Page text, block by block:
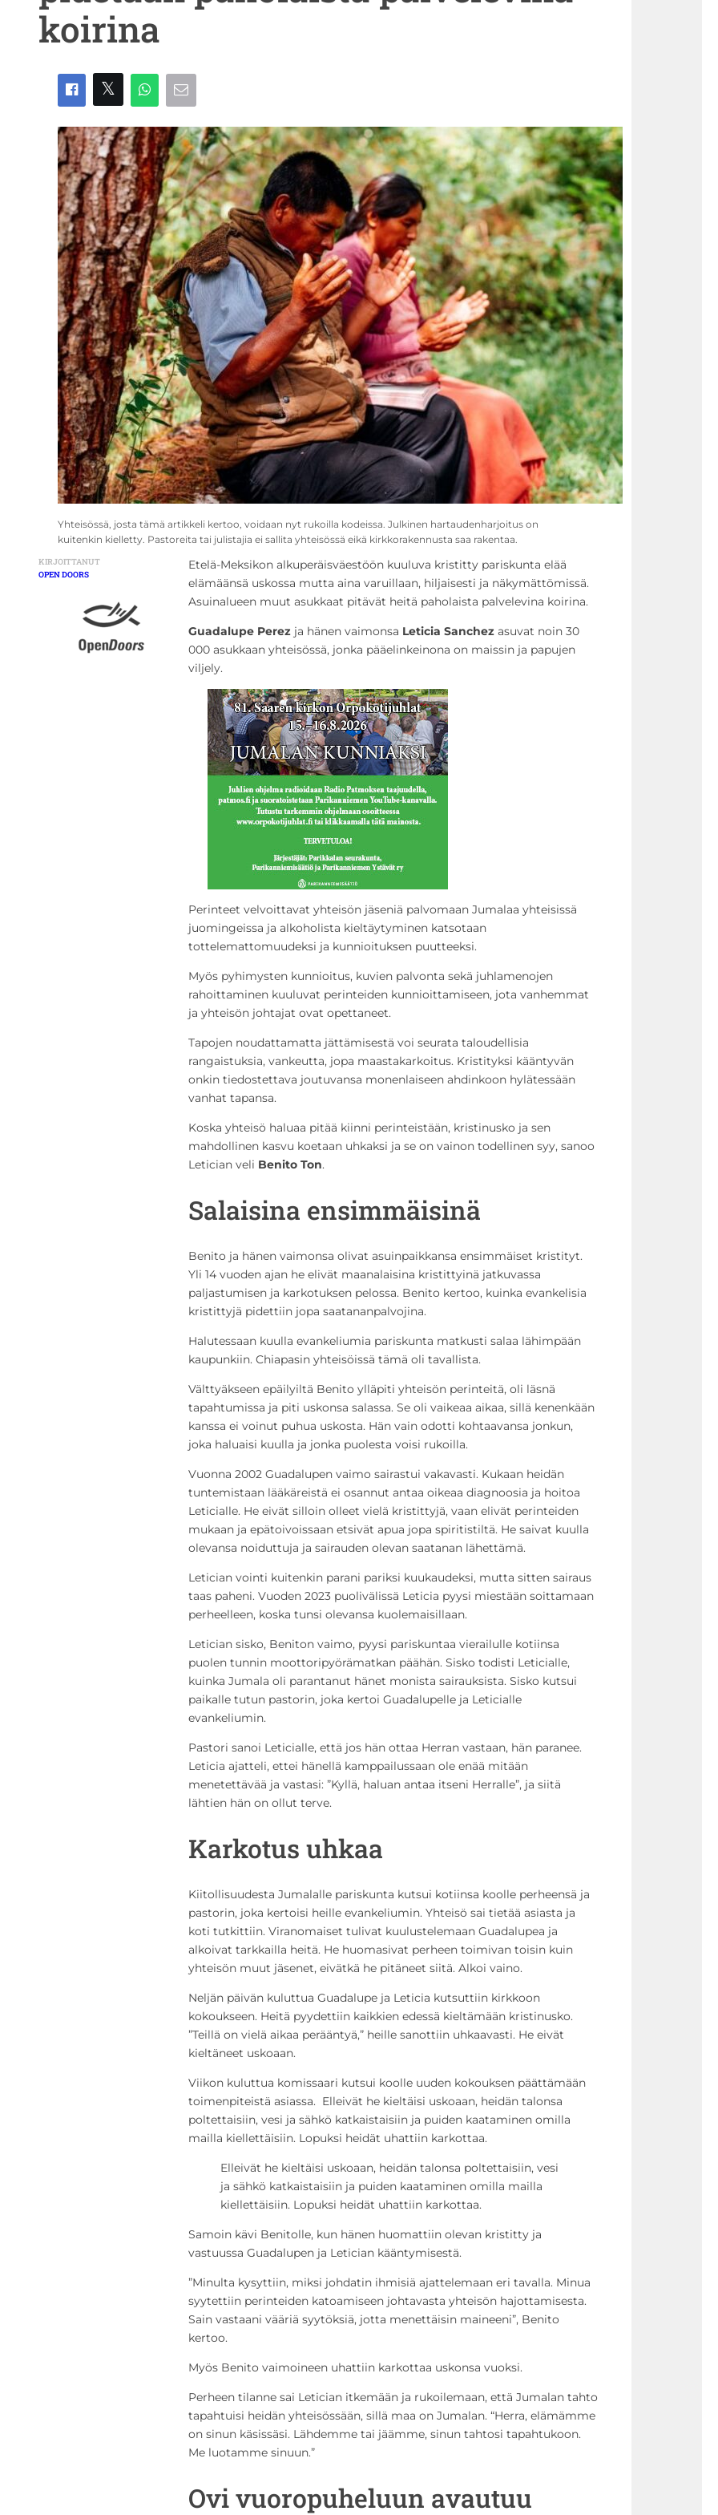
koirina
Yhteisössä, josta tämä artikkeli kertoo, voidaan nyt rukoilla kodeissa. Julkinen hartaudenharjoitus on
kuitenkin kielletty. Pastoreita tai julistajia ei sallita yhteisössä eikä kirkkorakennusta saa rakentaa.
KIRJOITTANUT
OPEN DOORS
Etelä-Meksikon alkuperäisväestöön kuuluva kristitty pariskunta elää
elämäänsä uskossa mutta aina varuillaan, hiljaisesti ja näkymättömissä.
Asuinalueen muut asukkaat pitävät heitä paholaista palvelevina koirina.
Guadalupe Perezja hänen vaimonsa Leticia Sanchez asuvat noin 30
000 asukkaan yhteisössä, jonka pääelinkeinona on maissin ja papujen
viljely.
Perinteet velvoittavat yhteisön jäseniä palvomaan Jumalaa yhteisissä
juomingeissa ja alkoholista kieltäytyminen katsotaan
tottelemattomuudeksi ja kunnioituksen puutteeksi.
Myös pyhimysten kunnioitus, kuvien palvonta sekä juhlamenojen
rahoittaminen kuuluvat perinteiden kunnioittamiseen, jota vanhemmat
ja yhteisön johtajat ovat opettaneet.
Tapojen noudattamatta jättämisestä voi seurata taloudellisia
rangaistuksia, vankeutta, jopa maastakarkoitus. Kristityksi kääntyvän
onkin tiedostettava joutuvansa monenlaiseen ahdinkoon hylätessään
vanhat tapansa.
Koska yhteisö haluaa pitää kiinni perinteistään, kristinusko ja sen
mahdollinen kasvu koetaan uhkaksi ja se on vainon todellinen syy, sanoo
Letician veli Benito Ton.
Salaisina ensimmäisinä
Benito ja hänen vaimonsa olivat asuinpaikkansa ensimmäiset kristityt.
Yli 14 vuoden ajan he elivät maanalaisina kristittyinä jatkuvassa
paljastumisen ja karkotuksen pelossa. Benito kertoo, kuinka evankelisia
kristittyjä pidettiin jopa saatananpalvojina.
Halutessaan kuulla evankeliumia pariskunta matkusti salaa lähimpään
kaupunkiin. Chiapasin yhteisöissä tämä oli tavallista.
Välttyäkseen epäilyiltä Benito ylläpiti yhteisön perinteitä, oli läsnä
tapahtumissa ja piti uskonsa salassa. Se oli vaikeaa aikaa, sillä kenenkään
kanssa ei voinut puhua uskosta. Hän vain odotti kohtaavansa jonkun,
joka haluaisi kuulla ja jonka puolesta voisi rukoilla.
Vuonna 2002 Guadalupen vaimo sairastui vakavasti. Kukaan heidän
tuntemistaan lääkäreistä ei osannut antaa oikeaa diagnoosia ja hoitoa
Leticialle. He eivät silloin olleet vielä kristittyjä, vaan elivät perinteiden
mukaan ja epätoivoissaan etsivät apua jopa spiritistiltä. He saivat kuulla
olevansa noiduttuja ja sairauden olevan saatanan lähettämä.
Letician vointi kuitenkin parani pariksi kuukaudeksi, mutta sitten sairaus
taas paheni. Vuoden 2023 puolivälissä Leticia pyysi miestään soittamaan
perheelleen, koska tunsi olevansa kuolemaisillaan.
Letician sisko, Beniton vaimo, pyysi pariskuntaa vierailulle kotiinsa
puolen tunnin moottoripyörämatkan päähän. Sisko todisti Leticialle,
kuinka Jumala oli parantanut hänet monista sairauksista. Sisko kutsui
paikalle tutun pastorin, joka kertoi Guadalupelle ja Leticialle
evankeliumin.
Pastori sanoi Leticialle, että jos hän ottaa Herran vastaan, hän paranee.
Leticia ajatteli, ettei hänellä kamppailussaan ole enää mitään
menetettävää ja vastasi: ”Kyllä, haluan antaa itseni Herralle”, ja siitä
lähtien hän on ollut terve.
Karkotus uhkaa
Kiitollisuudesta Jumalalle pariskunta kutsui kotiinsa koolle perheensä ja
pastorin, joka kertoisi heille evankeliumin. Yhteisö sai tietää asiasta ja
koti tutkittiin. Viranomaiset tulivat kuulustelemaan Guadalupea ja
alkoivat tarkkailla heitä. He huomasivat perheen toimivan toisin kuin
yhteisön muut jäsenet, eivätkä he pitäneet siitä. Alkoi vaino.
Neljän päivän kuluttua Guadalupe ja Leticia kutsuttiin kirkkoon
kokoukseen. Heitä pyydettiin kaikkien edessä kieltämään kristinusko.
”Teillä on vielä aikaa perääntyä,” heille sanottiin uhkaavasti. He eivät
kieltäneet uskoaan.
Viikon kuluttua komissaari kutsui koolle uuden kokouksen päättämään
toimenpiteistä asiassa. Elleivät he kieltäisi uskoaan, heidän talonsa
poltettaisiin, vesi ja sähkö katkaistaisiin ja puiden kaataminen omilla
mailla kiellettäisiin. Lopuksi heidät uhattiin karkottaa.
Elleivät he kieltäisi uskoaan, heidän talonsa poltettaisiin, vesi
ja sähkö katkaistaisiin ja puiden kaataminen omilla mailla
kiellettäisiin. Lopuksi heidät uhattiin karkottaa.
Samoin kävi Benitolle, kun hänen huomattiin olevan kristitty ja
vastuussa Guadalupen ja Letician kääntymisestä.
”Minulta kysyttiin, miksi johdatin ihmisiä ajattelemaan eri tavalla. Minua
syytettiin perinteiden katoamiseen johtavasta yhteisön hajottamisesta.
Sain vastaani vääriä syytöksiä, jotta menettäisin maineeni”, Benito
kertoo.
Myös Benito vaimoineen uhattiin karkottaa uskonsa vuoksi.
Perheen tilanne sai Letician itkemään ja rukoilemaan, että Jumalan tahto
tapahtuisi heidän yhteisössään, sillä maa on Jumalan. “Herra, elämämme
on sinun käsissäsi. Lähdemme tai jäämme, sinun tahtosi tapahtukoon.
Me luotamme sinuun.”
Ovi vuoropuheluun avautuu